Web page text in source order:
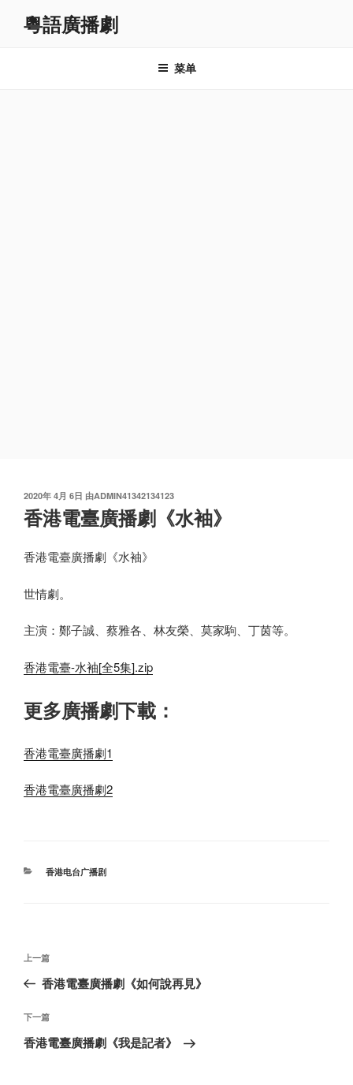
粵語廣播劇
菜单
发
布
于
2020年 4月 6日 由ADMIN41342134123
香港電臺廣播劇《水袖》
香港電臺廣播劇《水袖》
世情劇。
主演：鄭子誠、蔡雅各、林友榮、莫家駒、丁茵等。
香港電臺-水袖[全5集].zip
更多廣播劇下載：
香港電臺廣播劇1
香港電臺廣播劇2
分
香港电台广播剧
文
导
航
上
一
文
章
上一篇
香港電臺廣播劇《如何說再見》
下
一
下一篇
香港電臺廣播劇《我是記者》